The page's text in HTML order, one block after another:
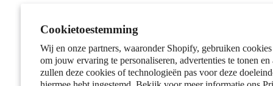
Cookietoestemming
Wij en onze partners, waaronder Shopify, gebruiken
om jouw ervaring te personaliseren, advertenties te tonen
zullen deze cookies of technologieën pas voor deze